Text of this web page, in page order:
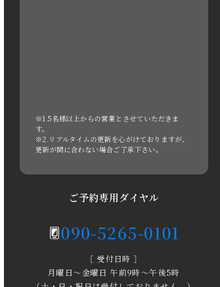
2021年3月
2020年11月
2020年3月
※1.5名様以上からの営業とさせていただきま
す。
※2.リアルタイムの更新を心がけておりますが、
更新が間に合わない場合ご了承下さい。
ご予約専用ダイヤル
090-5265-0101
［ 受付日時 ］
月曜日～金曜日 午前9時～午後5時